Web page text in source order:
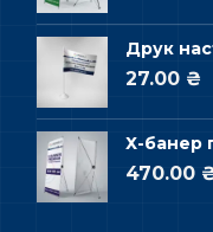
Друк
27.00 ₴
Х-банер
470.00